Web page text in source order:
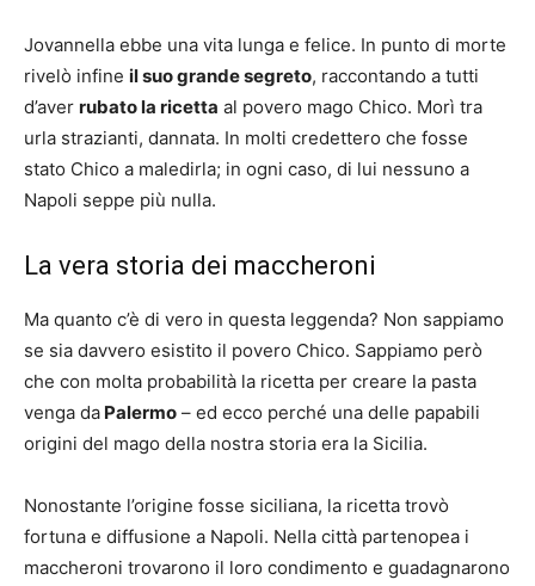
Jovannella ebbe una vita lunga e felice. In punto di morte
rivelò infine il suo grande segreto, raccontando a tutti
d’aver rubato la ricetta al povero mago Chico. Morì tra
urla strazianti, dannata. In molti credettero che fosse
stato Chico a maledirla; in ogni caso, di lui nessuno a
Napoli seppe più nulla.
La vera storia dei maccheroni
Ma quanto c’è di vero in questa leggenda? Non sappiamo
se sia davvero esistito il povero Chico. Sappiamo però
che con molta probabilità la ricetta per creare la pasta
venga da Palermo – ed ecco perché una delle papabili
origini del mago della nostra storia era la Sicilia.
Nonostante l’origine fosse siciliana, la ricetta trovò
fortuna e diffusione a Napoli. Nella città partenopea i
maccheroni trovarono il loro condimento e guadagnarono